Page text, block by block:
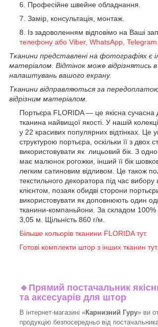
Професійне швейне обладнання.
Замір, консультація, монтаж.
Із задоволенням відповімо на Ваші
телефону або Viber, WhatsApp, Telegram.
Тканини представлені на фотографіях є
матеріалом. Відтінок може відрізнятись
налаштувань вашого екрану.
Тканини відправляються за
відрізним матеріалом.
Портьєра FLORIDA — це якісна сучасна
тканина найвищої якості. У нашій
у 22 красивих популярних відтінках. Це
структурою портьєра, оскільки її з двох
використовувати як лицьовий бік. З
має малюнок рогожки, інший її бік
легким сатиновим відливом. Це також
текстильного декоратора під час вибору
клієнтом, позаяк обидві сторони
використовувати як доповнюють один
тканини-компаньйони. За складом
3,05 м. Щільність 860 г/м.
Більше кольорів тканини FLORIDA тут.
Готові комплекти штор з інших тканин тут.
🔹 Прямий постачальник
та аксесуарів для штор
В інтернет-магазині «Карнизний Гуру» ви
продукцію безпосередньо від